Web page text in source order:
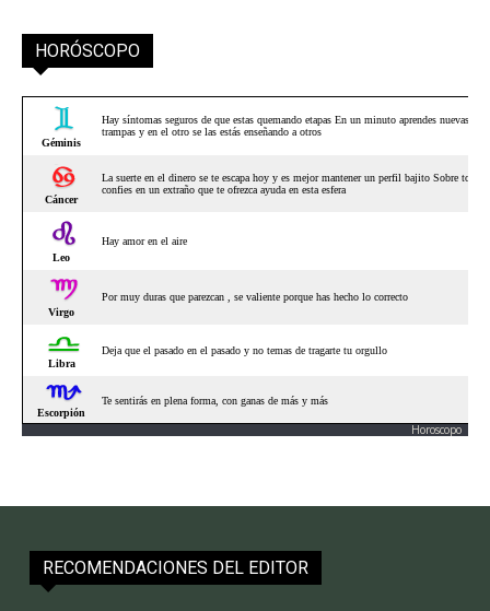
HORÓSCOPO
Horoscopo
RECOMENDACIONES DEL EDITOR